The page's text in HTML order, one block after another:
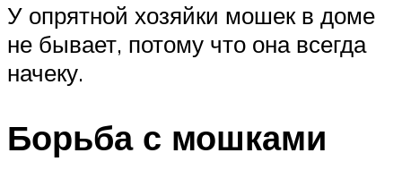
У опрятной хозяйки мошек в доме
не бывает, потому что она всегда
начеку.
Борьба с мошками